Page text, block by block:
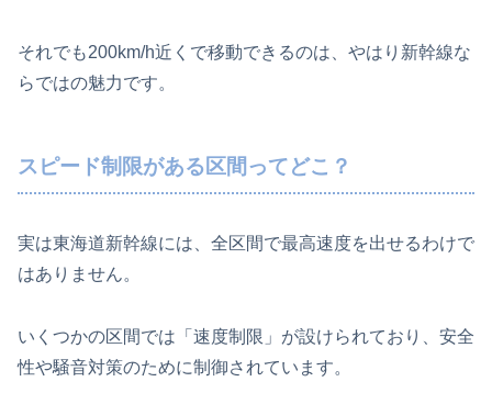
それでも200km/h近くで移動できるのは、やはり新幹線な
らではの魅力です。
スピード制限がある区間ってどこ？
実は東海道新幹線には、全区間で最高速度を出せるわけで
はありません。
いくつかの区間では「速度制限」が設けられており、安全
性や騒音対策のために制御されています。